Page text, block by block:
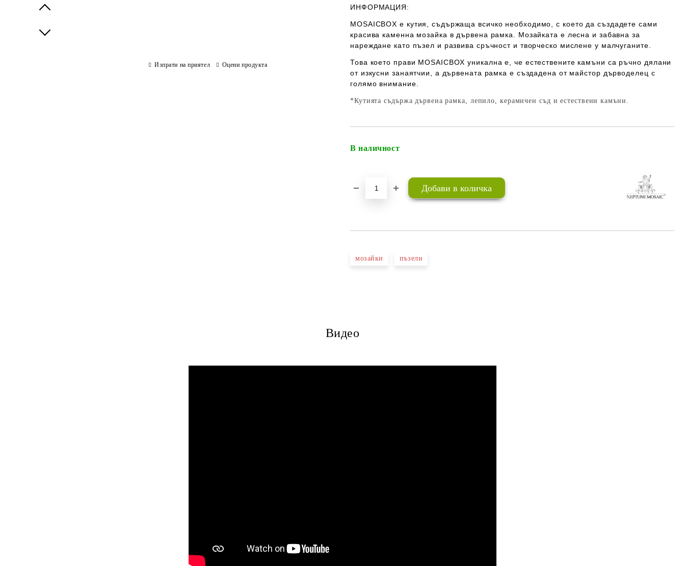
ИНФОРМАЦИЯ:
MOSAICBOX е кутия, съдържаща всичко необходимо, с което да създадете сами
красива каменна мозайка в дървена рамка. Мозайката е лесна и забавна за
нареждане като пъзел и развива сръчност и творческо мислене у малчуганите.
Това което прави MOSAICBOX уникална е, че естествените камъни са ръчно дялани
от изкусни занаятчии, а дървената рамка е създадена от майстор дърводелец с
голямо внимание.
*Кутията съдържа дървена рамка, лепило, керамичен съд и естествени камъни.
В наличност
мозайки пъзели
Изпрати на приятел Оцени продукта
Видео